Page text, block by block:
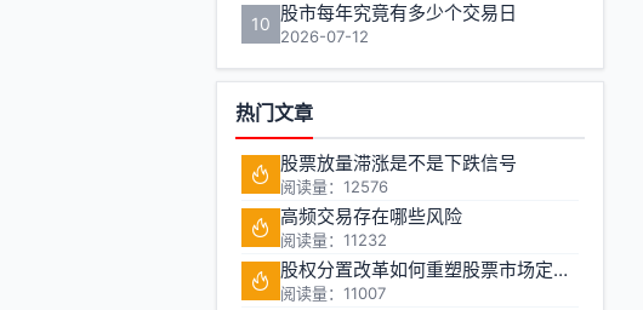
10 股市每年究竟有多少个交易日
2026-07-12
热门文章
股票放量滞涨是不是下跌信号
阅读量：12576
高频交易存在哪些风险
阅读量：11232
股权分置改革如何重塑股票市场定价机制
阅读量：11007